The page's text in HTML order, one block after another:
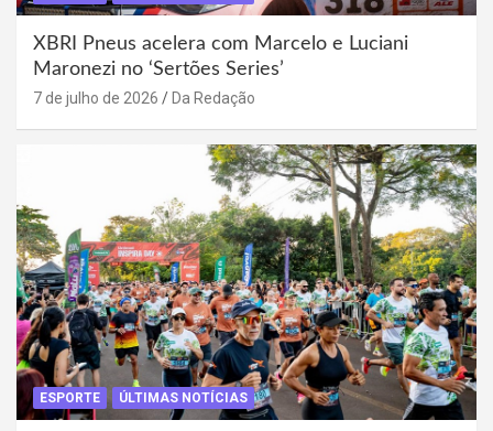
XBRI Pneus acelera com Marcelo e Luciani
Maronezi no ‘Sertões Series’
7 de julho de 2026 Da Redação
ESPORTE ÚLTIMAS NOTÍCIAS